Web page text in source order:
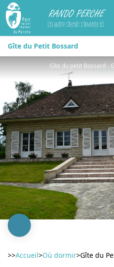
Rando Perche
Gîte du Petit Bossard
Gîte du petit Bossard -
>>Accueil>Où dormir>Gîte du